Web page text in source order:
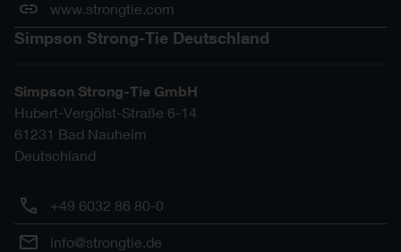
www.strongtie.com
Simpson Strong-Tie Deutschland
Simpson Strong-Tie GmbH
Hubert-Vergölst-Straße 6-14
61231 Bad Nauheim
Deutschland
+49 6032 86 80-0
info@strongtie.de